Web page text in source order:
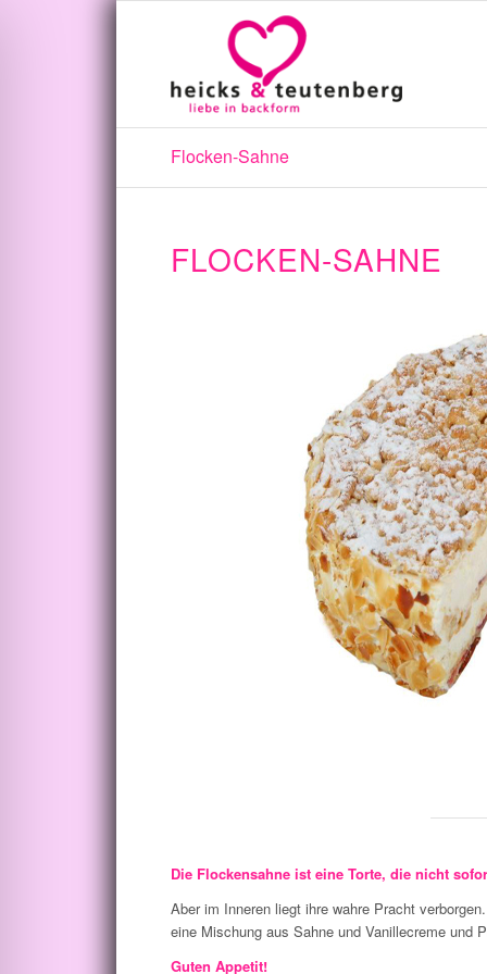
Flocken-Sahne
FLOCKEN-SAHNE
Die Flockensahne ist eine Torte, die nicht
Aber im Inneren liegt ihre wahre Pracht
eine Mischung aus Sahne und Vanillecreme und
Guten Appetit!